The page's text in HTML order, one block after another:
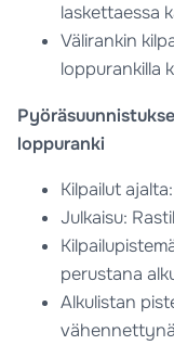
laskettaessa
Välirankin
loppurankilla
loppuranki
Kilpailut
Julkaisu:
perustana
Alkulistan
vähennettynä